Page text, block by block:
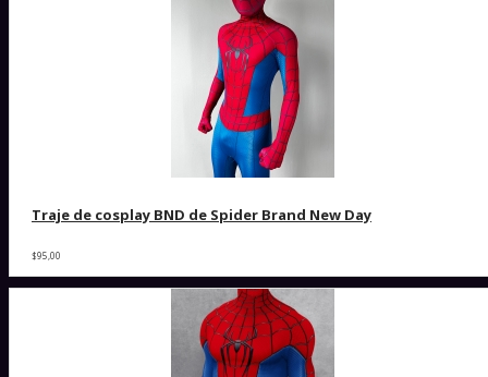
Traje de cosplay BND de Spider Brand New Day
$95,00